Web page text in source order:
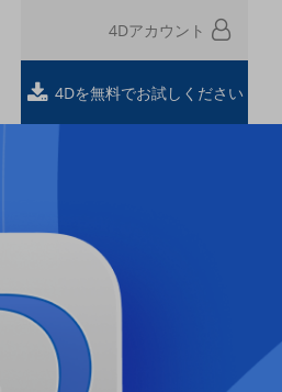
4Dアカウント
4Dを無料でお試しください